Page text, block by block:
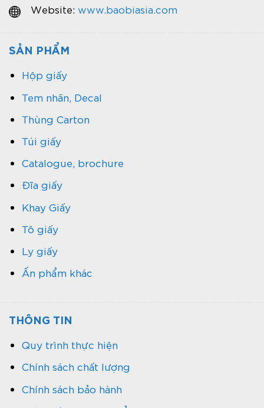
Website: www.baobiasia.com
SẢN PHẨM
Hộp giấy
Tem nhãn, Decal
Thùng Carton
Túi giấy
Catalogue, brochure
Đĩa giấy
Khay Giấy
Tô giấy
Ly giấy
Ấn phẩm khác
THÔNG TIN
Quy trình thực hiện
Chính sách chất lượng
Chính sách bảo hành